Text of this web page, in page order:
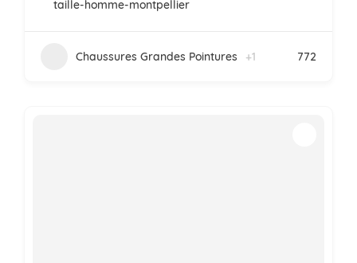
taille-homme-montpellier
Chaussures Grandes Pointures +1 772